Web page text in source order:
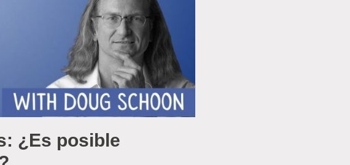
¿Es posible